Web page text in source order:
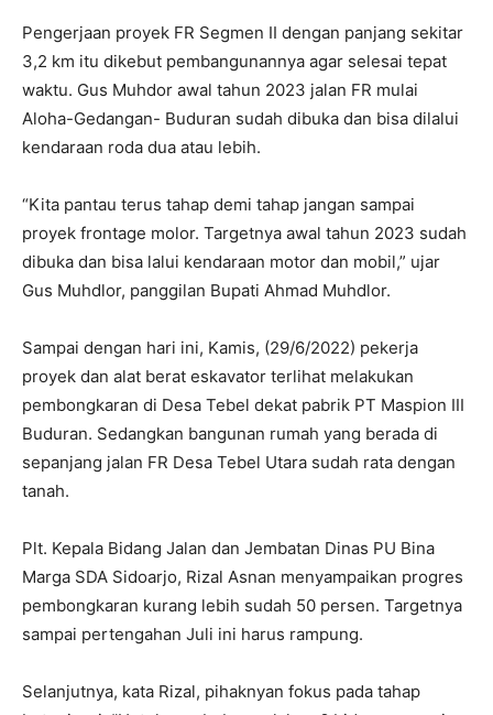
Pengerjaan proyek FR Segmen II dengan panjang sekitar
3,2 km itu dikebut pembangunannya agar selesai tepat
waktu. Gus Muhdor awal tahun 2023 jalan FR mulai
Aloha-Gedangan- Buduran sudah dibuka dan bisa dilalui
kendaraan roda dua atau lebih.
“Kita pantau terus tahap demi tahap jangan sampai
proyek frontage molor. Targetnya awal tahun 2023 sudah
dibuka dan bisa lalui kendaraan motor dan mobil,” ujar
Gus Muhdlor, panggilan Bupati Ahmad Muhdlor.
Sampai dengan hari ini, Kamis, (29/6/2022) pekerja
proyek dan alat berat eskavator terlihat melakukan
pembongkaran di Desa Tebel dekat pabrik PT Maspion III
Buduran. Sedangkan bangunan rumah yang berada di
sepanjang jalan FR Desa Tebel Utara sudah rata dengan
tanah.
Plt. Kepala Bidang Jalan dan Jembatan Dinas PU Bina
Marga SDA Sidoarjo, Rizal Asnan menyampaikan progres
pembongkaran kurang lebih sudah 50 persen. Targetnya
sampai pertengahan Juli ini harus rampung.
Selanjutnya, kata Rizal, pihaknyan fokus pada tahap